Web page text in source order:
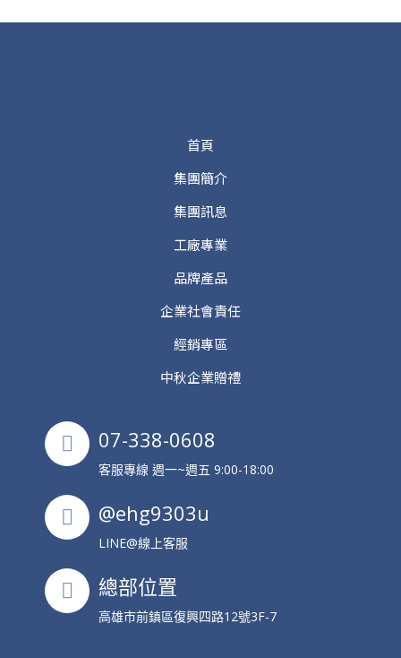
首頁
集團簡介
集團訊息
工廠專業
品牌產品
企業社會責任
經銷專區
中秋企業贈禮
07-338-0608
客服專線 週一~週五 9:00-18:00
@ehg9303u
LINE@線上客服
總部位置
高雄市前鎮區復興四路12號3F-7